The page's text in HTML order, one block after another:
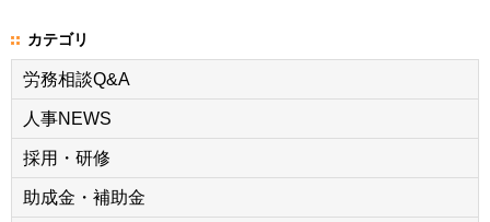
カテゴリ
労務相談Q&A
人事NEWS
採用・研修
助成金・補助金